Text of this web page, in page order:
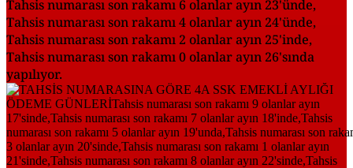
Tahsis numarası son rakamı 6 olanlar ayın 23'ünde,
Tahsis numarası son rakamı 4 olanlar ayın 24'ünde,
Tahsis numarası son rakamı 2 olanlar ayın 25'inde,
Tahsis numarası son rakamı 0 olanlar ayın 26'sında
yapılıyor.